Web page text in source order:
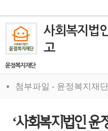
사회복지법
고
윤정복지재단
첨부파일 - 윤정복지재
‘사회복지법인 윤